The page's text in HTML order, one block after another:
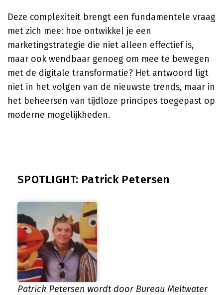
Deze complexiteit brengt een fundamentele vraag
met zich mee: hoe ontwikkel je een
marketingstrategie die niet alleen effectief is,
maar ook wendbaar genoeg om mee te bewegen
met de digitale transformatie? Het antwoord ligt
niet in het volgen van de nieuwste trends, maar in
het beheersen van tijdloze principes toegepast op
moderne mogelijkheden.
SPOTLIGHT: Patrick Petersen
Patrick Petersen wordt door Bureau Meltwater